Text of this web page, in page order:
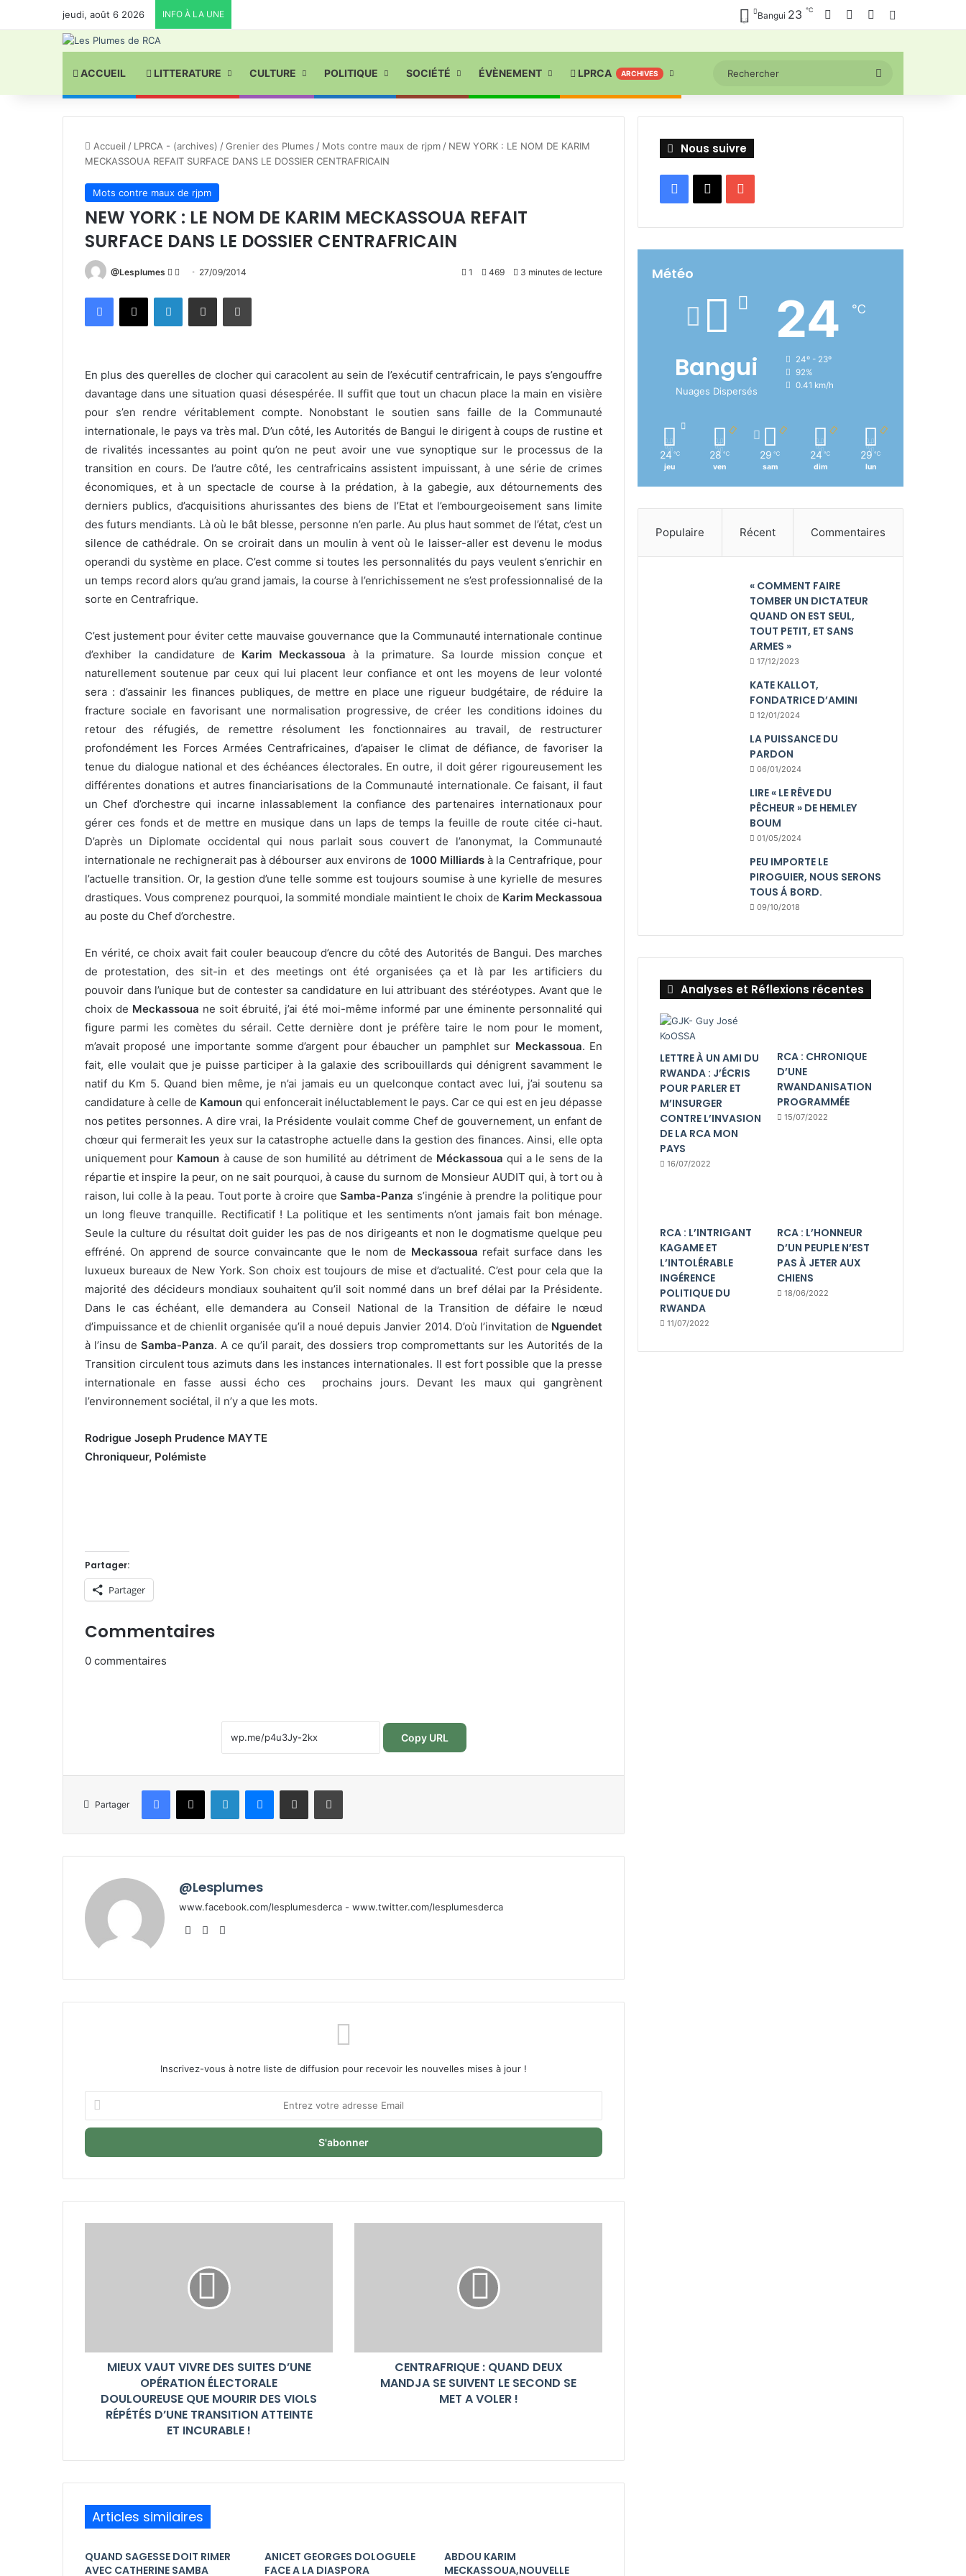
jeudi, août 6 2026 INFO À LA UNE Bangui 23 ℃ Facebook YouTube
ACCUEIL LITTERATURE CULTURE POLITIQUE SOCIÉTÉ ÉVÈNEMENT LPRCA ARCHIVES Rechercher
Accueil / LPRCA - (archives) /Grenier des Plumes / Mots contre maux de rjpm / NEW YORK : LE NOM DE KARIM
MECKASSOUA REFAIT SURFACE DANS LE DOSSIER CENTRAFRICAIN
Mots contre maux de rjpm
NEW YORK : LE NOM DE KARIM MECKASSOUA REFAIT
SURFACE DANS LE DOSSIER CENTRAFRICAIN
@Lesplumes
Follow
Envoyer
courriel
27/09/2014 1 469 3 minutes de lecture
Facebook
X LinkedinPartager par email Imprimer
En plus des querelles de clocher qui caracolent au sein de l’exécutif centrafricain, le pays s’engouffre
davantage dans une situation quasi désespérée. Il suffit que tout un chacun place la main en visière
pour s’en rendre véritablement compte. Nonobstant le soutien sans faille de la Communauté
internationale, le pays va très mal. D’un côté, les Autorités de Bangui le dirigent à coups de rustine et
de rivalités incessantes au point qu’on ne peut avoir une vue synoptique sur le processus de la
transition en cours. De l’autre côté, les centrafricains assistent impuissant, à une série de crimes
économiques, et à un spectacle de course à la prédation, à la gabegie, aux détournements des
derniers publics, d’acquisitions ahurissantes des biens de l’Etat et l’embourgeoisement sans limite
des futurs mendiants. Là où le bât blesse, personne n’en parle. Au plus haut sommet de l’état, c’est un
silence de cathédrale. On se croirait dans un moulin à vent où le laisser-aller est devenu le modus
operandi du système en place. C’est comme si toutes les personnalités du pays veulent s’enrichir en
un temps record alors qu’au grand jamais, la course à l’enrichissement ne s’est professionnalisé de la
sorte en Centrafrique.
C’est justement pour éviter cette mauvaise gouvernance que la Communauté internationale continue
d’exhiber la candidature de Karim Meckassoua à la primature. Sa lourde mission conçue et
naturellement soutenue par ceux qui lui placent leur confiance et ont les moyens de leur volonté
sera : d’assainir les finances publiques, de mettre en place une rigueur budgétaire, de réduire la
fracture sociale en favorisant une normalisation progressive, de créer les conditions idoines du
retour des réfugiés, de remettre résolument les fonctionnaires au travail, de restructurer
profondément les Forces Armées Centrafricaines, d’apaiser le climat de défiance, de favoriser la
tenue du dialogue national et des échéances électorales. En outre, il doit gérer rigoureusement les
différentes donations et autres financiarisations de la Communauté internationale. Ce faisant, il faut
un Chef d’orchestre qui incarne inlassablement la confiance des partenaires internationaux pour
gérer ces fonds et de mettre en musique dans un laps de temps la feuille de route citée ci-haut.
D’après un Diplomate occidental qui nous parlait sous couvert de l’anonymat, la Communauté
internationale ne rechignerait pas à débourser aux environs de 1000 Milliardsà la Centrafrique, pour
l’actuelle transition. Or, la gestion d’une telle somme est toujours soumise à une kyrielle de mesures
drastiques. Vous comprenez pourquoi, la sommité mondiale maintient le choix de Karim Meckassoua
au poste du Chef d’orchestre.
En vérité, ce choix avait fait couler beaucoup d’encre du côté des Autorités de Bangui. Des marches
de protestation, des sit-in et des meetings ont été organisées ça et là par les artificiers du
pouvoir dans l’unique but de contester sa candidature en lui attribuant des stéréotypes. Avant que le
choix de Meckassoua ne soit ébruité, j’ai été moi-même informé par une éminente personnalité qui
figure parmi les comètes du sérail. Cette dernière dont je préfère taire le nom pour le moment,
m’avait proposé une importante somme d’argent pour ébaucher un pamphlet sur Meckassoua. En
fait, elle voulait que je puisse participer à la galaxie des scribouillards qui dénigrent savamment le
natif du Km 5. Quand bien même, je n’ai jamais eu un quelconque contact avec lui, j’ai soutenu sa
candidature à celle de Kamoun qui enfoncerait inéluctablement le pays. Car ce qui est en jeu dépasse
nos petites personnes. A dire vrai, la Présidente voulait comme Chef de gouvernement, un enfant de
chœur qui fermerait les yeux sur la catastrophe actuelle dans la gestion des finances. Ainsi, elle opta
uniquement pour Kamoun à cause de son humilité au détriment de Méckassouaqui a le sens de la
répartie et inspire la peur, on ne sait pourquoi, à cause du surnom de Monsieur AUDIT qui, à tort ou à
raison, lui colle à la peau. Tout porte à croire queSamba-Panza s’ingénie à prendre la politique pour
un long fleuve tranquille. Rectificatif ! La politique et les sentiments n’ont jamais fait bon ménage.
Seule la culture du résultat doit guider les pas de nos dirigeants et non le dogmatisme quelque peu
effréné. On apprend de source convaincante que le nom de Meckassoua refait surface dans les
luxueux bureaux de New York. Son choix est toujours de mise et d’actualité. C’est pour cela que la
majorité des décideurs mondiaux souhaitent qu’il soit nommé dans un bref délai par la Présidente.
Dans le cas échéant, elle demandera au Conseil National de la Transition de défaire le nœud
d’impuissance et de chienlit organisée qu’il a noué depuis Janvier 2014. D’où l’invitation de Nguendet
à l’insu de Samba-Panza. A ce qu’il parait, des dossiers trop compromettants sur les Autorités de la
Transition circulent tous azimuts dans les instances internationales. Il est fort possible que la presse
internationale en fasse aussi écho ces prochains jours. Devant les maux qui gangrènent
l’environnement sociétal, il n’y a que les mots.
Rodrigue Joseph Prudence MAYTE
Chroniqueur, Polémiste
Partager:
Partager
Commentaires
0 commentaires
Copy URL
Partager
Facebook
X LinkedinMessenger
Partager par email Imprimer
@Lesplumes
www.facebook.com/lesplumesderca - www.twitter.com/lesplumesderca
WebsiteFacebook
Inscrivez-vous à notre liste de diffusion pour recevoir les nouvelles mises à jour !
votre
adresse
MIEUX VAUT VIVRE DES SUITES D’UNE
OPÉRATION ÉLECTORALE
DOULOUREUSE QUE MOURIR DES VIOLS
RÉPÉTÉS D’UNE TRANSITION ATTEINTE
ET INCURABLE !
CENTRAFRIQUE : QUAND DEUX
MANDJA SE SUIVENT LE SECOND SE
MET A VOLER !
Articles similaires
QUAND SAGESSE DOIT RIMER
AVEC CATHERINE SAMBA
ANICET GEORGES DOLOGUELE
FACE A LA DIASPORA
ABDOU KARIM
MECKASSOUA,NOUVELLE
Nous suivre
Facebook
X
Météo
Bangui
Nuages Dispersés
24 ℃
24º - 23º
92%
0.41 km/h
24 ℃
jeu
28 ℃
ven
29 ℃
sam
24 ℃
dim
29 ℃
lun
Populaire Récent Commentaires
« COMMENT FAIRE
TOMBER UN DICTATEUR
QUAND ON EST SEUL,
TOUT PETIT, ET SANS
ARMES »
17/12/2023
KATE KALLOT,
FONDATRICE D’AMINI
12/01/2024
LA PUISSANCE DU
PARDON
06/01/2024
LIRE « LE RÊVE DU
PÊCHEUR » DE HEMLEY
BOUM
01/05/2024
PEU IMPORTE LE
PIROGUIER, NOUS SERONS
TOUS Á BORD.
09/10/2018
Analyses et Réflexions récentes
LETTRE À UN AMI DU
RWANDA : J’ÉCRIS
POUR PARLER ET
M’INSURGER
CONTRE L’INVASION
DE LA RCA MON
PAYS
16/07/2022
RCA : CHRONIQUE
D’UNE
RWANDANISATION
PROGRAMMÉE
15/07/2022
RCA : L’INTRIGANT
KAGAME ET
L’INTOLÉRABLE
INGÉRENCE
POLITIQUE DU
RWANDA
11/07/2022
RCA : L’HONNEUR
D’UN PEUPLE N’EST
PAS À JETER AUX
CHIENS
18/06/2022